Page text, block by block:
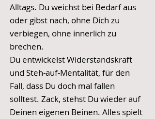
Alltags. Du weichst bei Bedarf aus
oder gibst nach, ohne Dich zu
verbiegen, ohne innerlich zu
brechen.
Du entwickelst Widerstandskraft
und Steh-auf-Mentalität, für den
Fall, dass Du doch mal fallen
solltest. Zack, stehst Du wieder auf
Deinen eigenen Beinen. Alles spielt